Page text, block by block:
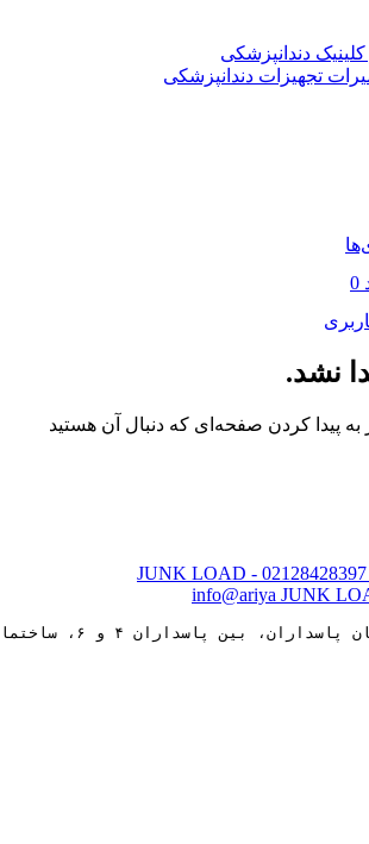
دندانپزشکی
تجهیزات دندانپزشکی
0
نشد.
به پیدا کردن صفحه‌ای که دنبال آن هستید
JUNK LOAD - 02128428397
info@ariya JUNK
بین پاسداران ۴ و ۶، ساختمان ۸۸